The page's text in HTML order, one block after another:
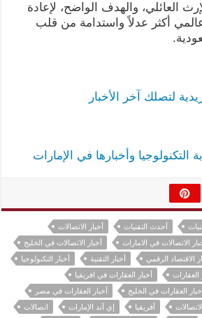
العائلي، والهدف الواضح، لإعادة
أكثر عدلاً واستدامة من قلب
لتصلك آخر الأخبار
التكنولوجيا وأخبارها في الإمارات
أحدث التقنيات
أخبار الاتصالات
الاتصالات في الامارات
أخبار الاتصالات في الخليج
الاقتصاد الرقمي أخبار التقنية
أخبار التكنولوجيا
العقارات
أخبار العقارات في افريقيا
أخبار العقارات في الخليج
أخبار العقارات في مصر
أفريقيا إي آند الإمارات
اتصالات